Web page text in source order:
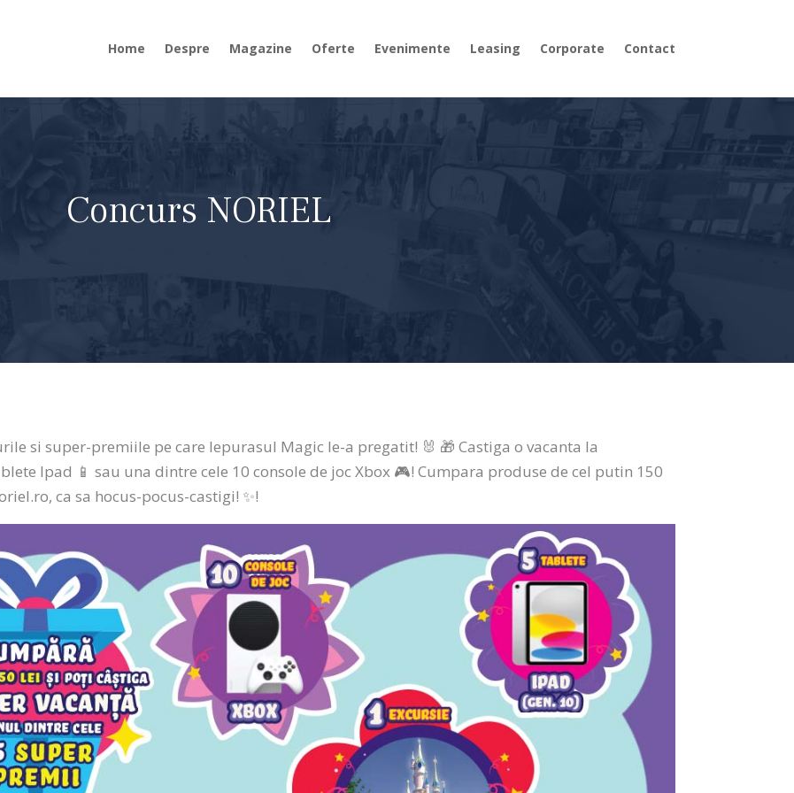
Home Despre Magazine Oferte Evenimente Leasing Corporate Contact
Concurs NORIEL
si super-premiile pe care Iepurasul Magic le-a pregatit! 🐰 🎁 Castiga o vacanta la
Ipad 📱 sau una dintre cele 10 console de joc Xbox 🎮! Cumpara produse de cel putin 150
ca sa hocus-pocus-castigi! ✨!